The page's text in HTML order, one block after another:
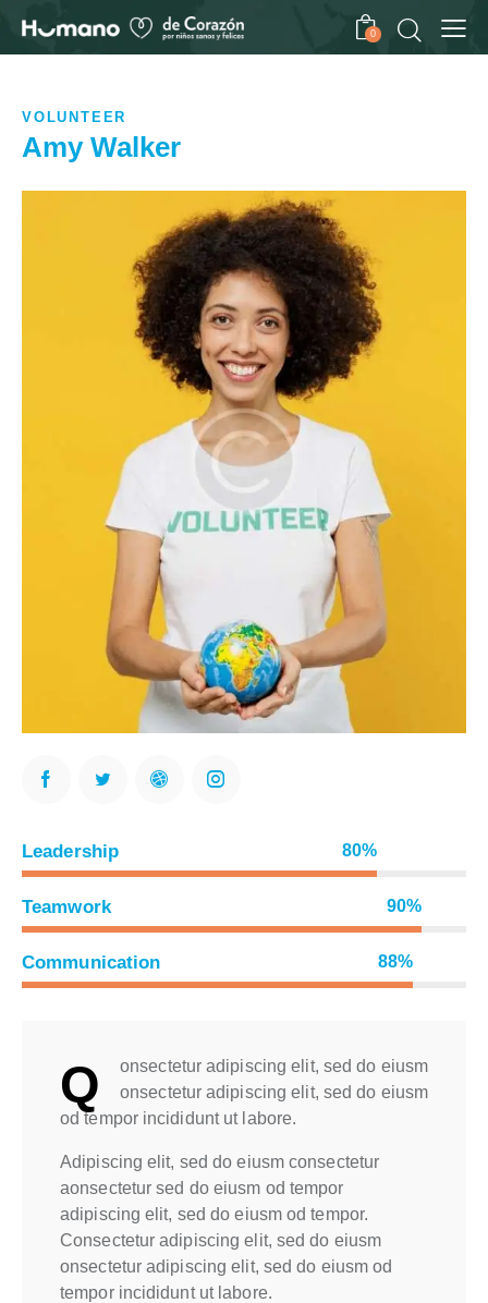
0
VOLUNTEER
Amy Walker
Leadership 80%
Teamwork 90%
Communication 88%
Q
onsectetur adipiscing elit, sed do eiusm
onsectetur adipiscing elit, sed do eiusm
od tempor incididunt ut labore.
Adipiscing elit, sed do eiusm consectetur
aonsectetur sed do eiusm od tempor
adipiscing elit, sed do eiusm od tempor.
Consectetur adipiscing elit, sed do eiusm
onsectetur adipiscing elit, sed do eiusm od
tempor incididunt ut labore.